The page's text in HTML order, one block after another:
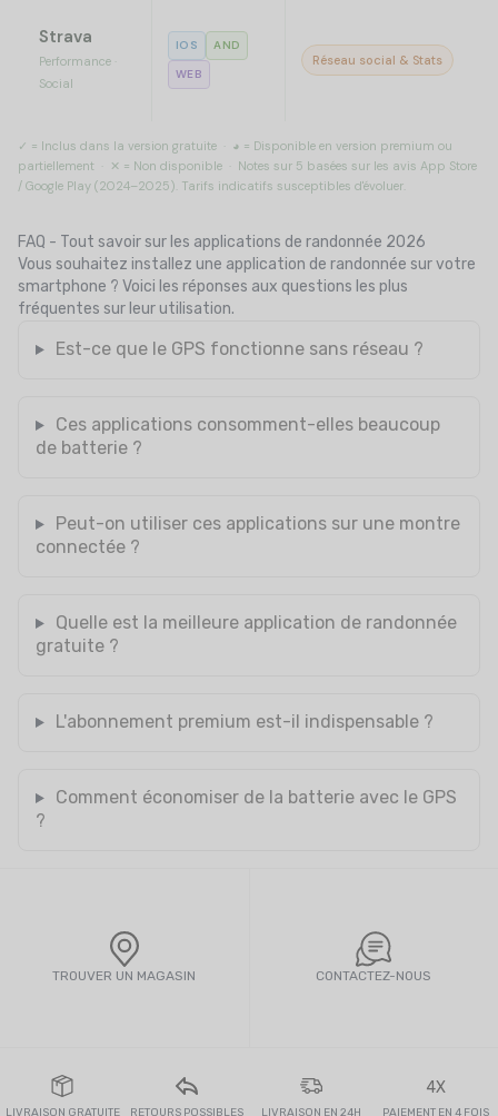
Strava
Performance ·
Social
IOS
AND
WEB
Réseau social & Stats
✓ = Inclus dans la version gratuite · ◕ = Disponible en version premium ou
partiellement · ✕ = Non disponible · Notes sur 5 basées sur les avis App Store
/ Google Play (2024–2025). Tarifs indicatifs susceptibles d'évoluer.
FAQ - Tout savoir sur les applications de randonnée 2026
Vous souhaitez installez une application de randonnée sur votre
smartphone ? Voici les réponses aux questions les plus
fréquentes sur leur utilisation.
Est-ce que le GPS fonctionne sans réseau ?
Ces applications consomment-elles beaucoup
de batterie ?
Peut-on utiliser ces applications sur une montre
connectée ?
Quelle est la meilleure application de randonnée
gratuite ?
L'abonnement premium est-il indispensable ?
Comment économiser de la batterie avec le GPS
?
TROUVER UN MAGASIN CONTACTEZ-NOUS
LIVRAISON GRATUITE RETOURS POSSIBLES LIVRAISON EN 24H
4X
PAIEMENT EN 4 FOIS